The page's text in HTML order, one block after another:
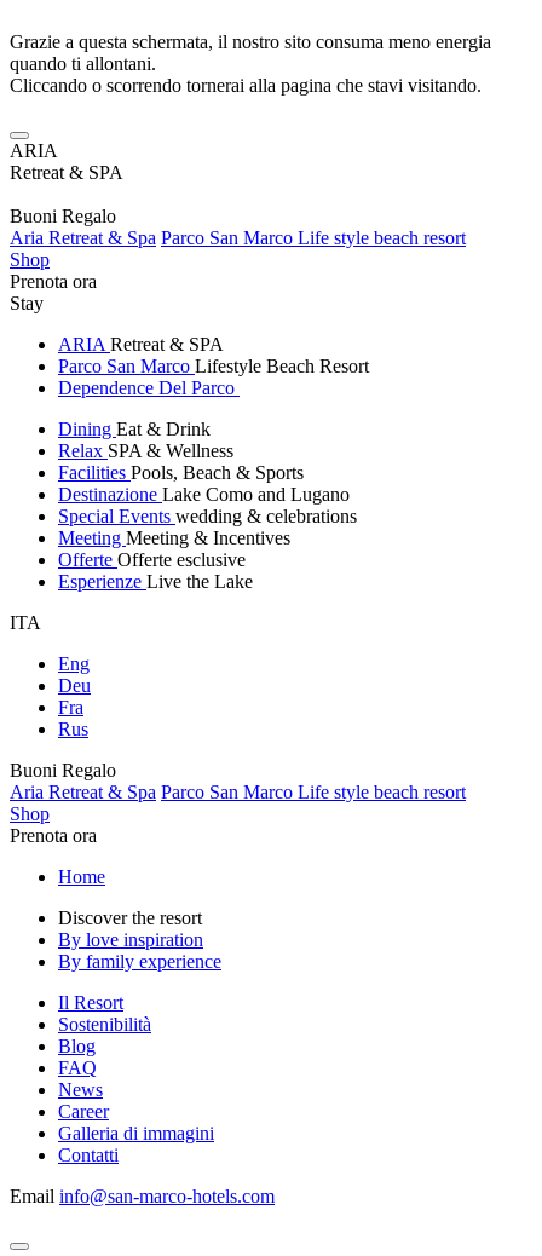
Grazie a questa schermata, il nostro sito consuma meno energia
quando ti allontani.
Cliccando o scorrendo tornerai alla pagina che stavi visitando.
ARIA
Retreat & SPA
Buoni Regalo
Aria Retreat & Spa Parco San Marco Life style beach resort
Shop
Prenota ora
Stay
ARIA Retreat & SPA
Parco San Marco Lifestyle Beach Resort
Dependence Del Parco
Dining Eat & Drink
Relax SPA & Wellness
Facilities Pools, Beach & Sports
Destinazione Lake Como and Lugano
Special Events wedding & celebrations
Meeting Meeting & Incentives
Offerte Offerte esclusive
Esperienze Live the Lake
ITA
Eng
Deu
Fra
Rus
Buoni Regalo
Aria Retreat & Spa Parco San Marco Life style beach resort
Shop
Prenota ora
Home
Discover the resort
By love inspiration
By family experience
Il Resort
Sostenibilità
Blog
FAQ
News
Career
Galleria di immagini
Contatti
Email info@san-marco-hotels.com